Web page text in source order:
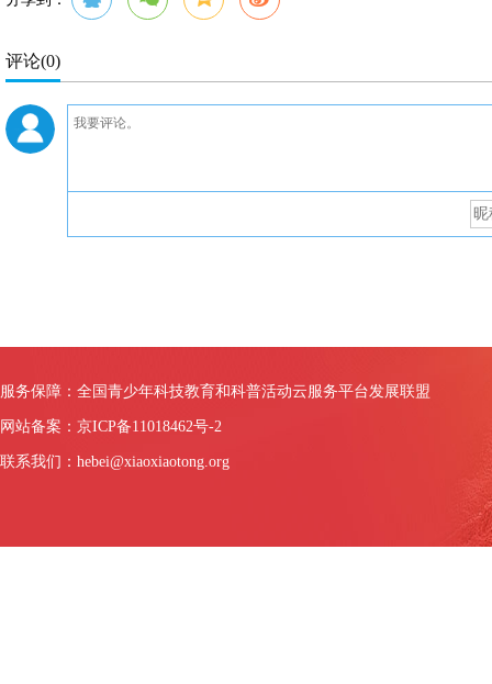
评论(0)
服务保障：全国青少年科技教育和科普活动云服务平台发展联盟
网站备案：京ICP备11018462号-2
联系我们：hebei@xiaoxiaotong.org